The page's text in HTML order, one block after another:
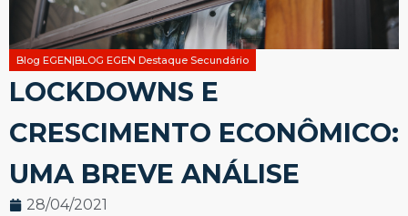
Blog EGEN|BLOG EGEN Destaque Secundário
LOCKDOWNS E
CRESCIMENTO ECONÔMICO:
UMA BREVE ANÁLISE
28/04/2021